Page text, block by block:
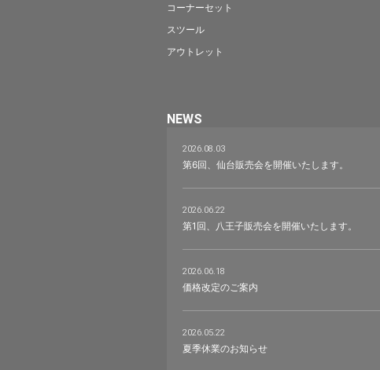
コーナーセット
スツール
アウトレット
NEWS
2026.08.03
第6回、仙台販売会を開催いたします。
2026.06.22
第1回、八王子販売会を開催いたします。
2026.06.18
価格改定のご案内
2026.05.22
夏季休業のお知らせ